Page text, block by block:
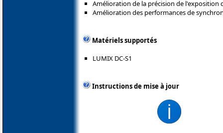
Amélioration de la précision de l'exposition
Amélioration des performances de
Matériels supportés
LUMIX DC-S1
Instructions de mise à jour